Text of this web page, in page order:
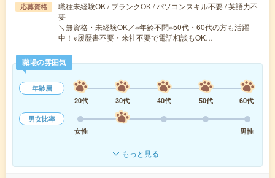
応募資格
職種未経験OK / ブランクOK / パソコンスキル不要 / 英語力不
要
＼無資格・未経験OK／※年齢不問※50代・60代の方も活躍
中！※履歴書不要・来社不要で電話相談もOK…
職場の雰囲気
年齢層
20代
30代 40代 50代
60代
男女比率
女性
男性
もっと見る